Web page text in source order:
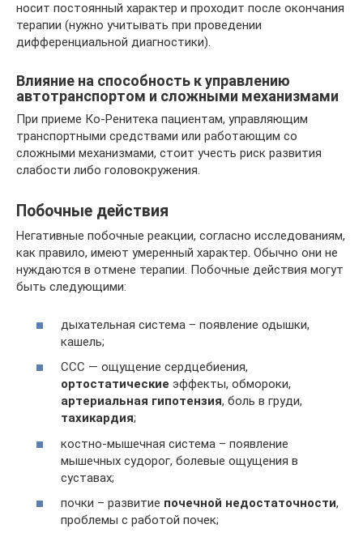
носит постоянный характер и проходит после окончания
терапии (нужно учитывать при проведении
дифференциальной диагностики).
Влияние на способность к управлению
автотранспортом и сложными механизмами
При приеме Ко-Ренитека пациентам, управляющим
транспортными средствами или работающим со
сложными механизмами, стоит учесть риск развития
слабости либо головокружения.
Побочные действия
Негативные побочные реакции, согласно исследованиям,
как правило, имеют умеренный характер. Обычно они не
нуждаются в отмене терапии. Побочные действия могут
быть следующими:
дыхательная система – появление одышки,
кашель;
ССС — ощущение сердцебиения,
ортостатические эффекты, обмороки,
артериальная гипотензия, боль в груди,
тахикардия;
костно-мышечная система – появление
мышечных судорог, болевые ощущения в
суставах;
почки – развитие почечной недостаточности,
проблемы с работой почек;